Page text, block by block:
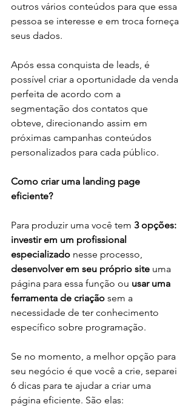
outros vários conteúdos para que essa
pessoa se interesse e em troca forneça
seus dados.
Após essa conquista de leads, é
possível criar a oportunidade da venda
perfeita de acordo com a
segmentação dos contatos que
obteve, direcionando assim em
próximas campanhas conteúdos
personalizados para cada público.
Como criar uma landing page
eficiente?
Para produzir uma você tem 3 opções:
investir em um profissional
especializado nesse processo,
desenvolver em seu próprio site uma
página para essa função ou usar uma
ferramenta de criação sem a
necessidade de ter conhecimento
específico sobre programação.
Se no momento, a melhor opção para
seu negócio é que você a crie, separei
6 dicas para te ajudar a criar uma
página eficiente. São elas: